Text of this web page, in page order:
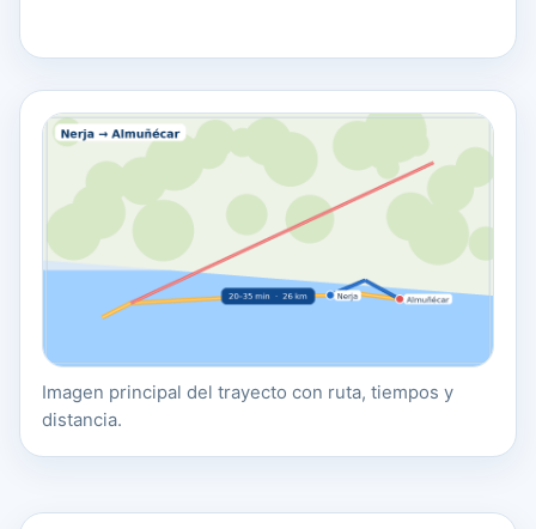
Imagen principal del trayecto con ruta, tiempos y
distancia.